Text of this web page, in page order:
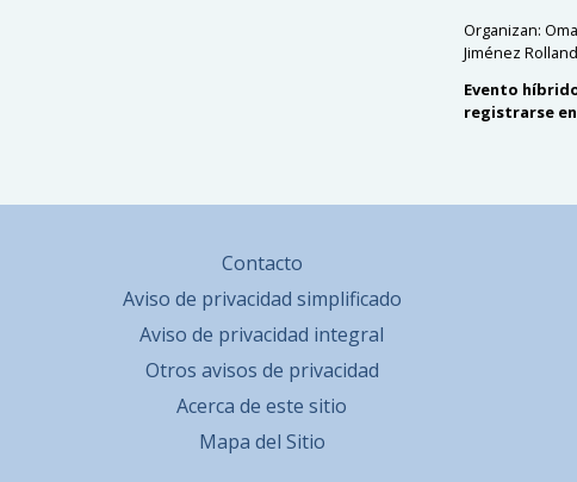
Organizan:
Jiménez
Evento
registrarse
Contacto
Aviso de privacidad simplificado
Aviso de privacidad integral
Otros avisos de privacidad
Acerca de este sitio
Mapa del Sitio